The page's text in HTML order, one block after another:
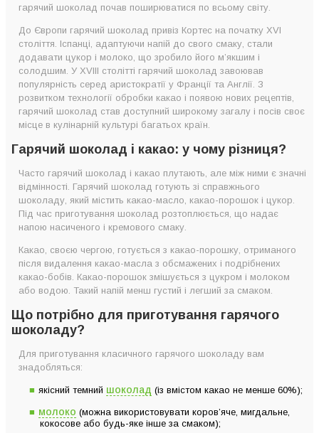
гарячий шоколад почав поширюватися по всьому світу.
До Європи гарячий шоколад привіз Кортес на початку XVI
століття. Іспанці, адаптуючи напій до свого смаку, стали
додавати цукор і молоко, що зробило його м’якшим і
солодшим. У XVIII столітті гарячий шоколад завоював
популярність серед аристократії у Франції та Англії. З
розвитком технології обробки какао і появою нових рецептів,
гарячий шоколад став доступний широкому загалу і посів своє
місце в кулінарній культурі багатьох країн.
Гарячий шоколад і какао: у чому різниця?
Часто гарячий шоколад і какао плутають, але між ними є значні
відмінності. Гарячий шоколад готують зі справжнього
шоколаду, який містить какао-масло, какао-порошок і цукор.
Під час приготування шоколад розтоплюється, що надає
напою насиченого і кремового смаку.
Какао, своєю чергою, готується з какао-порошку, отриманого
після видалення какао-масла з обсмажених і подрібнених
какао-бобів. Какао-порошок змішується з цукром і молоком
або водою. Такий напій менш густий і легший за смаком.
Що потрібно для приготування гарячого
шоколаду?
Для приготування класичного гарячого шоколаду вам
знадобляться:
якісний темний шоколад (із вмістом какао не менше 60%);
молоко (можна використовувати коров’яче, мигдальне,
кокосове або будь-яке інше за смаком);